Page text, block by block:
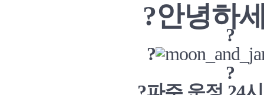
?안녕하
?
?
?